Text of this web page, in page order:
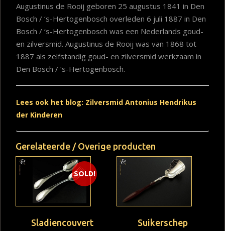
Augustinus de Rooij geboren 25 augustus 1841 in Den
Bosch / ‘s-Hertogenbosch overleden 6 juli 1887 in Den
Bosch / ‘s-Hertogenbosch was een Nederlands goud-
en zilversmid. Augustinus de Rooij was van 1868 tot
1887 als zelfstandig goud- en zilversmid werkzaam in
Den Bosch / ‘s-Hertogenbosch.
Lees ook het blog: Zilversmid Antonius Hendrikus
der Kinderen
Gerelateerde / Overige producten
SOLD!
Sladiencouvert Suikerschep